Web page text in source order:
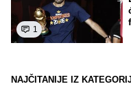
1
NAJČITANIJE IZ